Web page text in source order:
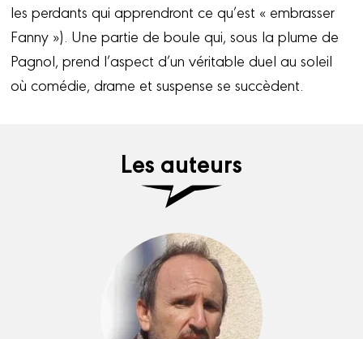
les perdants qui apprendront ce qu’est « embrasser
Fanny »). Une partie de boule qui, sous la plume de
Pagnol, prend l’aspect d’un véritable duel au soleil
où comédie, drame et suspense se succèdent.
Les auteurs